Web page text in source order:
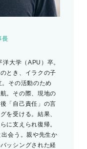
長
大学（APU）卒。
とき、イラクの子
その活動のため
。その際、現地の
「自己責任」の言
を受ける。結果、
に支えられ復帰。
会う。親や先生か
ッシングされた経